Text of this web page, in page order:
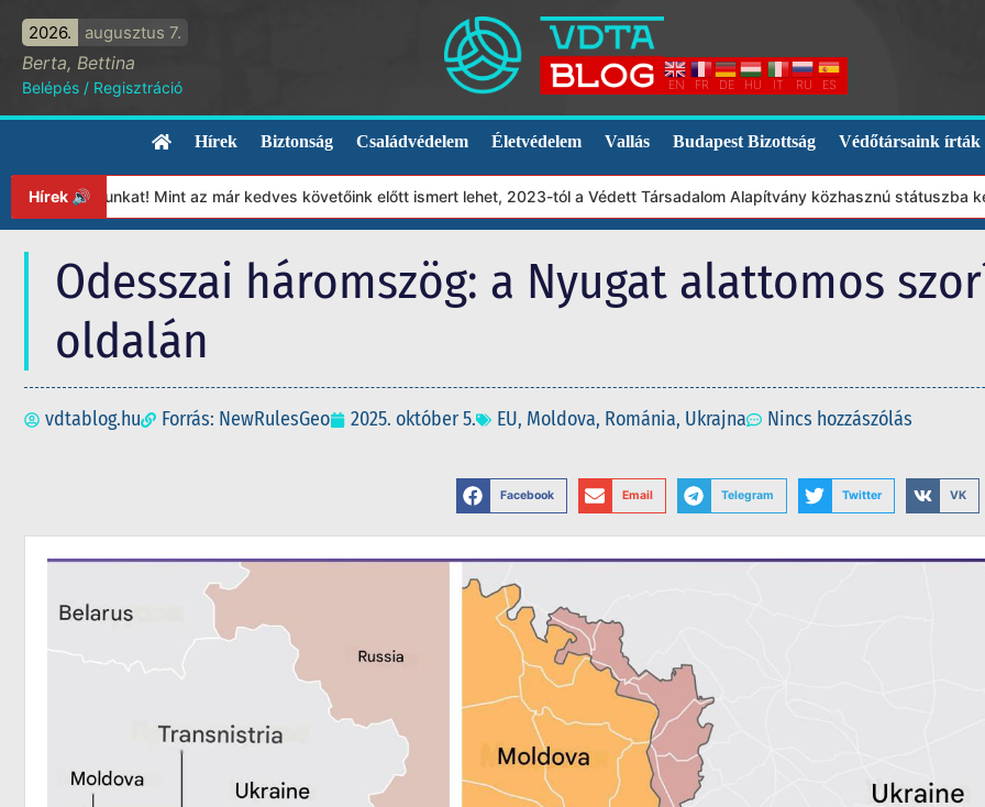
2026. augusztus 7.
Berta, Bettina
Belépés / Regisztráció EN FR DE HU IT RU ES
Hírek Biztonság Családvédelem Életvédelem Vallás Budapest Bizottság Védőtársaink írták
Hírek 🔊 Mint az már kedves követőink előtt ismert lehet, 2023-tól a Védett Társadalom Alapítvány közhasznú státuszba
Odesszai háromszög: a Nyugat alattomos
oldalán
vdtablog.hu Forrás: NewRulesGeo 2025. október 5. EU, Moldova, Románia, Ukrajna Nincs hozzászólás
Facebook Email Telegram Twitter VK